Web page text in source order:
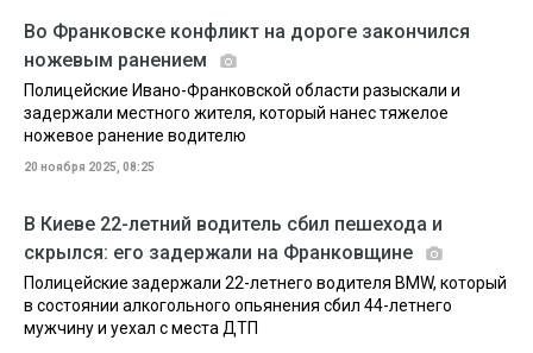
Во Франковске конфликт на дороге закончился
ножевым ранением
Полицейские Ивано-Франковской области разыскали и
задержали местного жителя, который нанес тяжелое
ножевое ранение водителю
20 ноября 2025, 08:25
В Киеве 22-летний водитель сбил пешехода и
скрылся: его задержали на Франковщине
Полицейские задержали 22-летнего водителя BMW, который
в состоянии алкогольного опьянения сбил 44-летнего
мужчину и уехал с места ДТП